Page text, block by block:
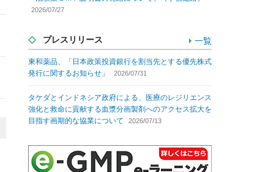
2026/07/27
プレスリリース 一覧
東和薬品、「日本政策投資銀行を割当先とする優先株式
発行に関するお知らせ」
2026/07/31
タケダとインドネシア政府による、医療のレジリエンス
強化と救命に貢献する血漿分画製剤へのアクセス拡大を
目指す画期的な協業について
2026/07/13